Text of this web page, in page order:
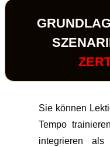
Sie können
Tempo
integrieren